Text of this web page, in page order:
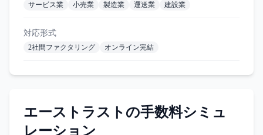
サービス業 小売業 製造業 運送業 建設業
対応形式
2社間ファクタリング オンライン完結
エーストラスト の手数料シミュ
レーション